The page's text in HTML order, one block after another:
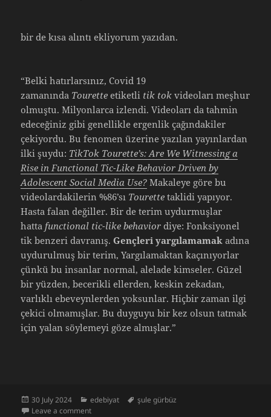
bir de kısa alıntı ekliyorum yazıdan.
“Belki hatırlarsınız, Covid 19
zamanında Tourette etiketli tik tok videoları meşhur
olmuştu. Milyonlarca izlendi. Videoları da tahmin
edeceğiniz gibi genellikle ergenlik çağındakiler
çekiyordu. Bu fenomen üzerine yazılan yayınlardan
ilki şuydu: TikTok Tourette’s: Are We Witnessing a
Rise in Functional Tic-Like Behavior Driven by
Adolescent Social Media Use? Makaleye göre bu
videolardakilerin %86’sı Tourettetaklidi yapıyor.
Hasta falan değiller. Bir de terim uydurmuşlar
hatta functional tic-like behavior diye: Fonksiyonel
tik benzeri davranış.Gençleri yargılamamakadına
uydurulmuş bir terim, Yargılamaktan kaçınıyorlar
çünkü bu insanlar normal, alelade kimseler. Güzel
bir yüzden, becerikli ellerden, keskin zekadan,
varlıklı ebeveynlerden yoksunlar. Hiçbir zaman ilgi
çekici olmamışlar. Bu duyguyu bir kez olsun tatmak
için yalan söylemeyi göze almışlar.”
Posted
on
30 July 2024 Categories
edebiyat Tags
şule gürbüz
Leave a commenton Fatmagül’ün Yengesi’nin Şule Gürbüz yazısı